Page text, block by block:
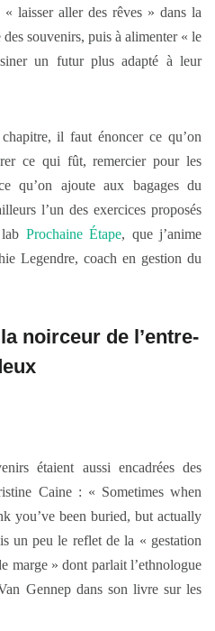
laisser aller des rêves » dans la
souvenirs, puis à alimenter « le
un futur plus adapté à leur
il faut énoncer ce qu’on
ce qui fût, remercier pour les
qu’on ajoute aux bagages du
l’un des exercices proposés
Prochaine Étape, que j’anime
Legendre, coach en gestion du
noirceur de l’entre-
étaient aussi encadrées des
Caine : « Sometimes when
you’ve been buried, but actually
un peu le reflet de la « gestation
marge » dont parlait l’ethnologue
Gennep dans son livre sur les